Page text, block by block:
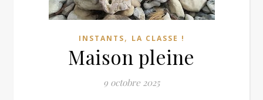
INSTANTS, LA CLASSE !
Maison pleine
9 octobre 2025